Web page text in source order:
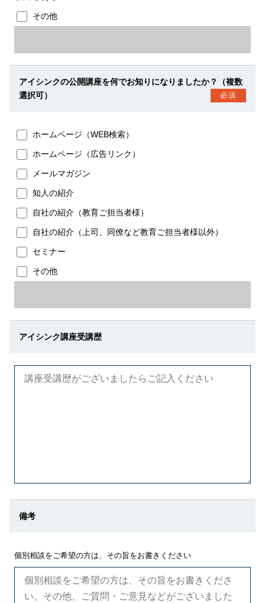
その他
アイシンクの公開講座を何でお知りになりましたか？（複数
選択可）
必須
ホームページ（WEB検索）
ホームページ（広告リンク）
メールマガジン
知人の紹介
自社の紹介（教育ご担当者様）
自社の紹介（上司、同僚など教育ご担当者様以外）
セミナー
その他
アイシンク講座受講歴
備考
個別相談をご希望の方は、その旨をお書きください